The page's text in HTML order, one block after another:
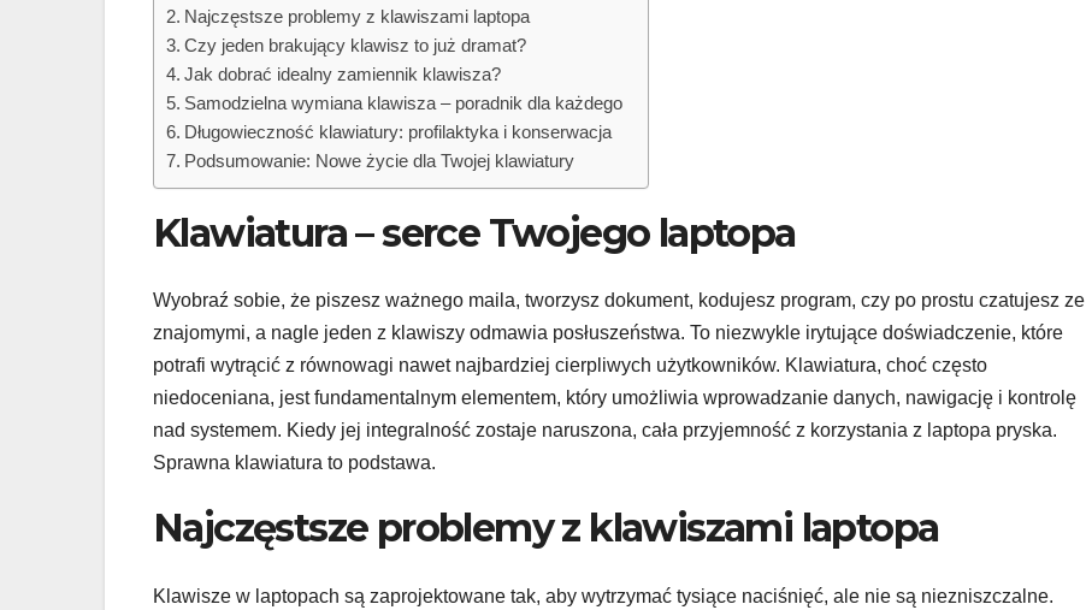
Najczęstsze problemy z klawiszami laptopa
Czy jeden brakujący klawisz to już dramat?
Jak dobrać idealny zamiennik klawisza?
Samodzielna wymiana klawisza – poradnik dla każdego
Długowieczność klawiatury: profilaktyka i konserwacja
Podsumowanie: Nowe życie dla Twojej klawiatury
Klawiatura – serce Twojego laptopa
Wyobraź sobie, że piszesz ważnego maila, tworzysz dokument, kodujesz program, czy po prostu czatujesz ze
znajomymi, a nagle jeden z klawiszy odmawia posłuszeństwa. To niezwykle irytujące doświadczenie, które
potrafi wytrącić z równowagi nawet najbardziej cierpliwych użytkowników. Klawiatura, choć często
niedoceniana, jest fundamentalnym elementem, który umożliwia wprowadzanie danych, nawigację i kontrolę
nad systemem. Kiedy jej integralność zostaje naruszona, cała przyjemność z korzystania z laptopa pryska.
Sprawna klawiatura to podstawa.
Najczęstsze problemy z klawiszami laptopa
Klawisze w laptopach są zaprojektowane tak, aby wytrzymać tysiące naciśnięć, ale nie są niezniszczalne.